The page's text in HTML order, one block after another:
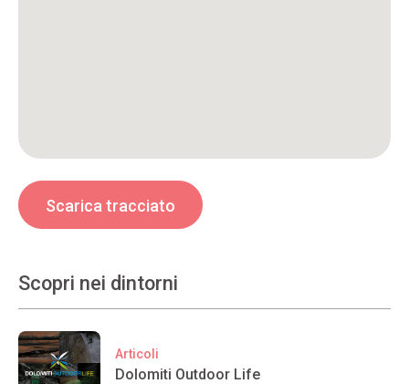
Scarica tracciato
Scopri nei dintorni
Articoli
Dolomiti Outdoor Life